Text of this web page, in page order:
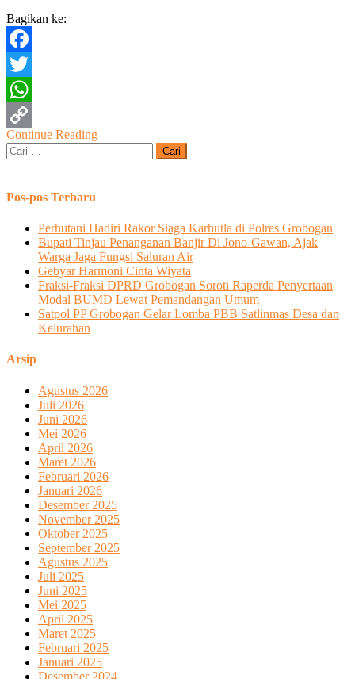
Bagikan ke:
Facebook
Twitter
WhatsApp
Copy
Continue Reading
Cari
untuk:
Pos-pos Terbaru
Perhutani Hadiri Rakor Siaga Karhutla di Polres Grobogan
Bupati Tinjau Penanganan Banjir Di Jono-Gawan, Ajak
Warga Jaga Fungsi Saluran Air
Gebyar Harmoni Cinta Wiyata
Fraksi-Fraksi DPRD Grobogan Soroti Raperda Penyertaan
Modal BUMD Lewat Pemandangan Umum
Satpol PP Grobogan Gelar Lomba PBB Satlinmas Desa dan
Kelurahan
Arsip
Agustus 2026
Juli 2026
Juni 2026
Mei 2026
April 2026
Maret 2026
Februari 2026
Januari 2026
Desember 2025
November 2025
Oktober 2025
September 2025
Agustus 2025
Juli 2025
Juni 2025
Mei 2025
April 2025
Maret 2025
Februari 2025
Januari 2025
Desember 2024